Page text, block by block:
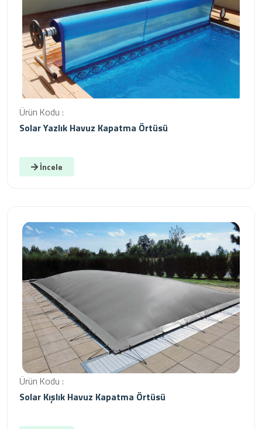
Ürün Kodu :
Solar Yazlık Havuz Kapatma Örtüsü
İncele
Ürün Kodu :
Solar Kışlık Havuz Kapatma Örtüsü